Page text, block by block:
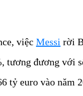
việc Messi rời
tương đương với
tỷ euro vào năm